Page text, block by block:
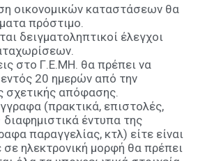
οικονομικών καταστάσεων θα
πρόστιμο.
δειγματοληπτικοί έλεγχοι
στο Γ.Ε.ΜΗ. θα πρέπει να
20 ημερών από την
σχετικής απόφασης.
(πρακτικά, επιστολές,
έντυπα της
παραγγελίας, κτλ) είτε είναι
σε ηλεκτρονική μορφή θα πρέπει